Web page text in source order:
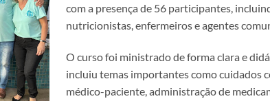
com a presença de 56 participantes,
nutricionistas, enfermeiros e agentes
O curso foi ministrado de forma clara e
incluiu temas importantes como cuidados
médico-paciente, administração de